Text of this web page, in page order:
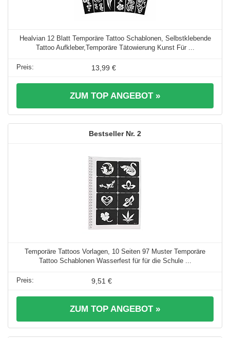
Healvian 12 Blatt Temporäre Tattoo Schablonen, Selbstklebende
Tattoo Aufkleber,Temporäre Tätowierung Kunst Für ...
13,99 €
ZUM TOP ANGEBOT »
2
Temporäre Tattoos Vorlagen, 10 Seiten 97 Muster Temporäre
Tattoo Schablonen Wasserfest für für die Schule ...
9,51 €
ZUM TOP ANGEBOT »